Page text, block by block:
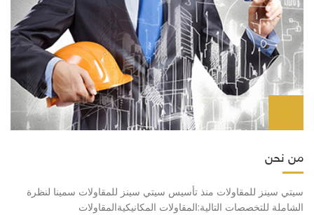
من نحن
سيتي سينز للمقاولات منذ تأسيس سيتي سينز للمقاولات سمينا لنظرة
الشاملة للتخصصات التالية:المقاولات المكانيكيةالمقاولات